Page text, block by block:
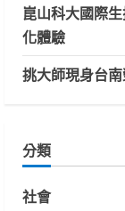
崑山科大國際
化體驗
挑大師現身台
分類
社會